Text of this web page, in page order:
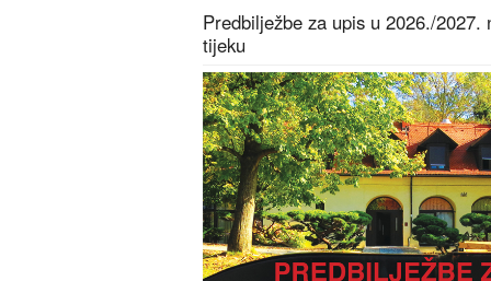
Predbilježbe za upis u 2026./2027.
tijeku